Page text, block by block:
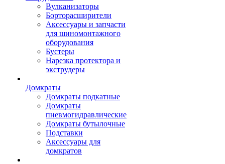
Вулканизаторы
Борторасширители
Аксессуары и запчасти
для шиномонтажного
оборудования
Бустеры
Нарезка протектора и
экструдеры
Домкраты
Домкраты подкатные
Домкраты
пневмогидравлические
Домкраты бутылочные
Подставки
Аксессуары для
домкратов